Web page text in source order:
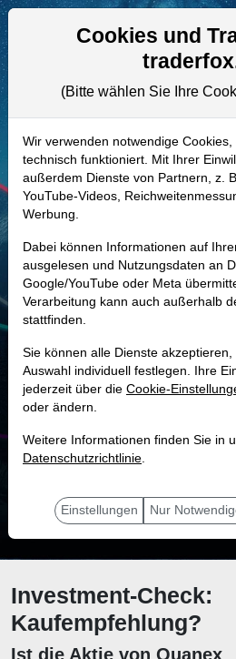
A0MV6A | NX–
Products Aktie
Realtime-Aktienkurs:
- - -
-
Marktkapitalisierung
Unternehmenswert
Umsatz
58.0
mit dieser Aktie
Investment-Check:
Kaufempfehlung?
Ist die Aktie von Quanex
Cookies und
(Bitte wählen Sie Ihre
Wir verwenden notwendige
technisch funktioniert. Mit Ihrer
außerdem Dienste von Partnern, z.
YouTube-Videos,
Werbung.
Dabei können Informationen auf
ausgelesen und Nutzungsdaten an
Google/YouTube oder Meta
Verarbeitung kann auch außerhalb
stattfinden.
Sie können alle Dienste
Auswahl individuell festlegen. Ihre
jederzeit über die Cookie-
oder ändern.
Weitere Informationen finden Sie in
Datenschutzrichtlinie.
Einstellungen Nur